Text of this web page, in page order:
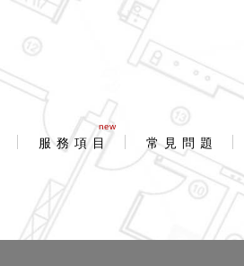
new
服 務 項 目 常 見 問 題